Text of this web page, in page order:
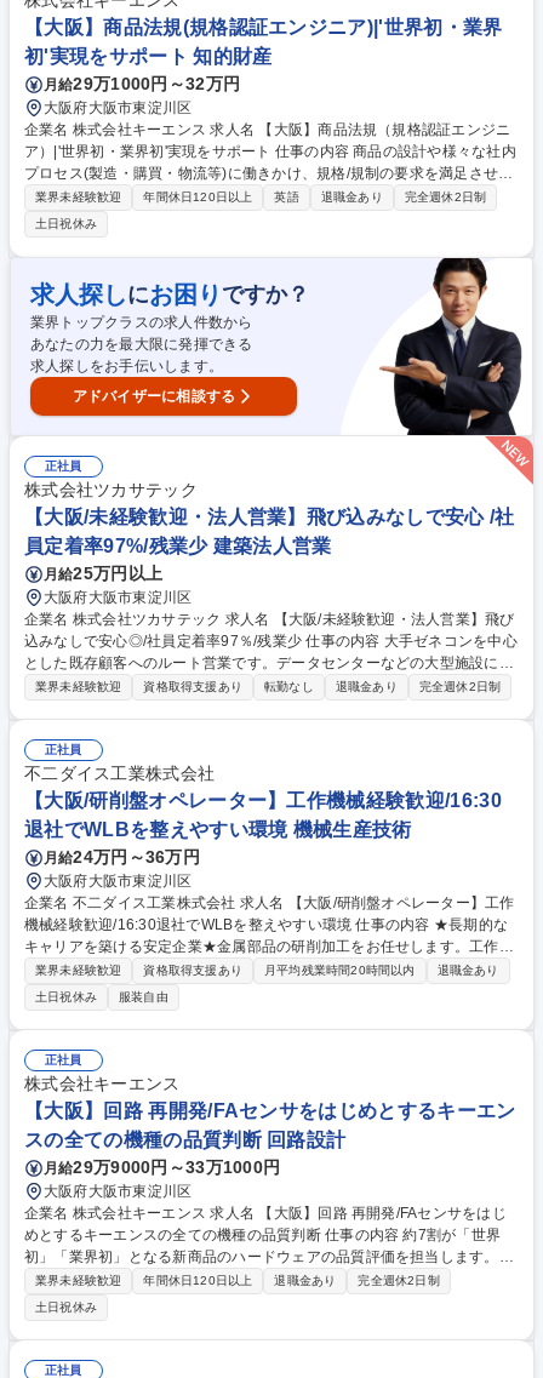
種 【大阪/技術士】地盤･防災/地盤調査/年休125日/ノー残業デー/WEB面接
可【大阪】商品法規(規格認証エンジニア)|'世界初・業界
初'実現をサポート 知的財産
月給29万1000円～32万円
大阪府大阪市東淀川区
企業名 株式会社キーエンス 求人名 【大阪】商品法規（規格認証エンジニ
ア）|'世界初・業界初'実現をサポート 仕事の内容 商品の設計や様々な社内
プロセス(製造・購買・物流等)に働きかけ、規格/規制の要求を満足させま
す。また、規格/規制に適合する商品をスムーズに市場に出せるよう、効率
的な仕組みづくりに取り組みます。 国内外の製品安全・環境・輸出入関連
の規制に対応するエキスパートとしてご活躍いただきます。 【詳細】 ・
規格/規制動向の情報収集・把握 ・対応方針の立案・実現 ・認証機関や当
局との折衝 など 募集職種 【大阪】商品法規（規格認証エンジニア）|'世界
初・業界初'実現をサポート
業界未経験歓迎 年間休日120日以上 英語 退職金あり
完全週休2日制
土日祝休み
求人探しにお困り ですか？
業界トップクラスの求人件数から
あなたの力を最大限に発揮できる
求人探しをお手伝いします。
アドバイザーに相談する
正社員
株式会社ツカサテック
【大阪/未経験歓迎・法人営業】飛び込みなしで安心 /社
員定着率97%/残業少 建築法人営業
月給25万円以上
大阪府大阪市東淀川区
企業名 株式会社ツカサテック 求人名 【大阪/未経験歓迎・法人営業】飛び
込みなしで安心◎/社員定着率97％/残業少 仕事の内容 大手ゼネコンを中心
とした既存顧客へのルート営業です。データセンターなどの大型施設に不
可欠な「ビル煙突」を提案します。専門知識は入社後にイチから学べるた
成 ・工事の進捗確認や、納品までのスケジュール管理 ・お客様との打ち
合わせ、アフターフォロー ★飛び込みやテレアポは一切ありません。じっ
くり時間をかけてお客様と信頼関係を築き、街のランドマーク建設を支え
るやりがいがあります。 募集職種 【大阪/未経験歓迎・法人営業】飛び込
みなしで安心◎/社員定着率97％/残業少
業界未経験歓迎 資格取得支援あり 転勤なし 退職金あり 完全週休2日制
正社員
不二ダイス工業株式会社
【大阪/研削盤オペレーター】工作機械経験歓迎/16:30
退社でWLBを整えやすい環境 機械生産技術
月給24万円～36万円
大阪府大阪市東淀川区
企業名 不二ダイス工業株式会社 求人名 【大阪/研削盤オペレーター】工作
機械経験歓迎/16:30退社でWLBを整えやすい環境 仕事の内容 ★長期的な
キャリアを築ける安定企業★金属部品の研削加工をお任せします。工作機
械を扱った経験が浅い方でも入社後は先輩社員の補助作業からスタート
し、段階的に技術を習得できるように徹底的にサポートします。 もちろ
ん、円筒研削盤・内面研削盤の経験者も大歓迎。 【詳細】■万能研削盤に
よる金属部品の研削加工■図面を見ながらの段取り補助 ★将来は現場リー
ダーとして、後輩指導や工程管理、現場調整にもかかわっていただけるポ
ジションです。 募集職種 【大阪/研削盤オペレーター】工作機械経験歓迎/
16:30退社でWLBを整えやすい環境
業界未経験歓迎 資格取得支援あり 月平均残業時間20時間以内
退職金あり
土日祝休み
服装自由
正社員
株式会社キーエンス
【大阪】回路 再開発/FAセンサをはじめとするキーエン
スの全ての機種の品質判断 回路設計
月給29万9000円～33万1000円
大阪府大阪市東淀川区
企業名 株式会社キーエンス 求人名 【大阪】回路 再開発/FAセンサをはじ
めとするキーエンスの全ての機種の品質判断 仕事の内容 約7割が「世界
初」「業界初」となる新商品のハードウェアの品質評価を担当します。開
発部門・マーケティング部門・生産部門と協調しながら、開発・製造コス
トと品質のバランスが取れた商品の実現を目指します。 【詳細】FAセン
サをはじめ、精密測定機器、顕微鏡、画像処理機器、PLC等キーエンスの
全ての機種の品質判断を担当します。新商品の評価業務(信頼性評価業務
や解析業務等)がメイン業務となりますが、専門性を活かして、開発・生
業界未経験歓迎 年間休日120日以上 退職金あり
完全週休2日制
土日祝休み
正社員